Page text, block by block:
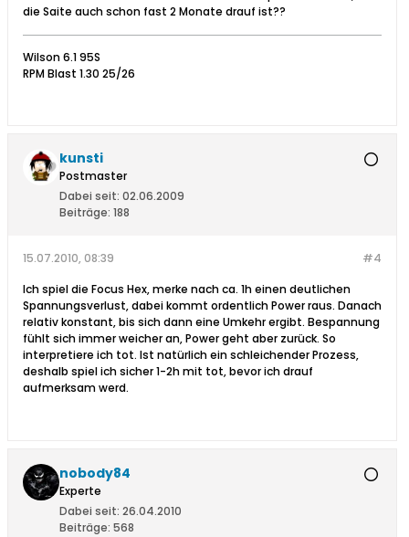
die Saite auch schon fast 2 Monate drauf ist??
Wilson 6.1 95S
RPM Blast 1.30 25/26
kunsti
Postmaster
Dabei seit: 02.06.2009
Beiträge: 188
#4
15.07.2010, 08:39
Ich spiel die Focus Hex, merke nach ca. 1h einen deutlichen
Spannungsverlust, dabei kommt ordentlich Power raus. Danach
relativ konstant, bis sich dann eine Umkehr ergibt. Bespannung
fühlt sich immer weicher an, Power geht aber zurück. So
interpretiere ich tot. Ist natürlich ein schleichender Prozess,
deshalb spiel ich sicher 1-2h mit tot, bevor ich drauf
aufmerksam werd.
nobody84
Experte
Dabei seit: 26.04.2010
Beiträge: 568